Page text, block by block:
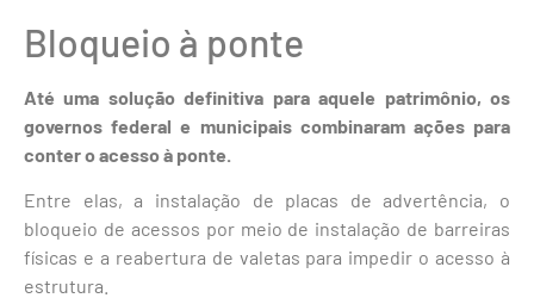
Bloqueio à ponte
Até uma solução definitiva para aquele patrimônio, os
governos federal e municipais combinaram ações para
conter o acesso à ponte.
Entre elas, a instalação de placas de advertência, o
bloqueio de acessos por meio de instalação de barreiras
físicas e a reabertura de valetas para impedir o acesso à
estrutura.